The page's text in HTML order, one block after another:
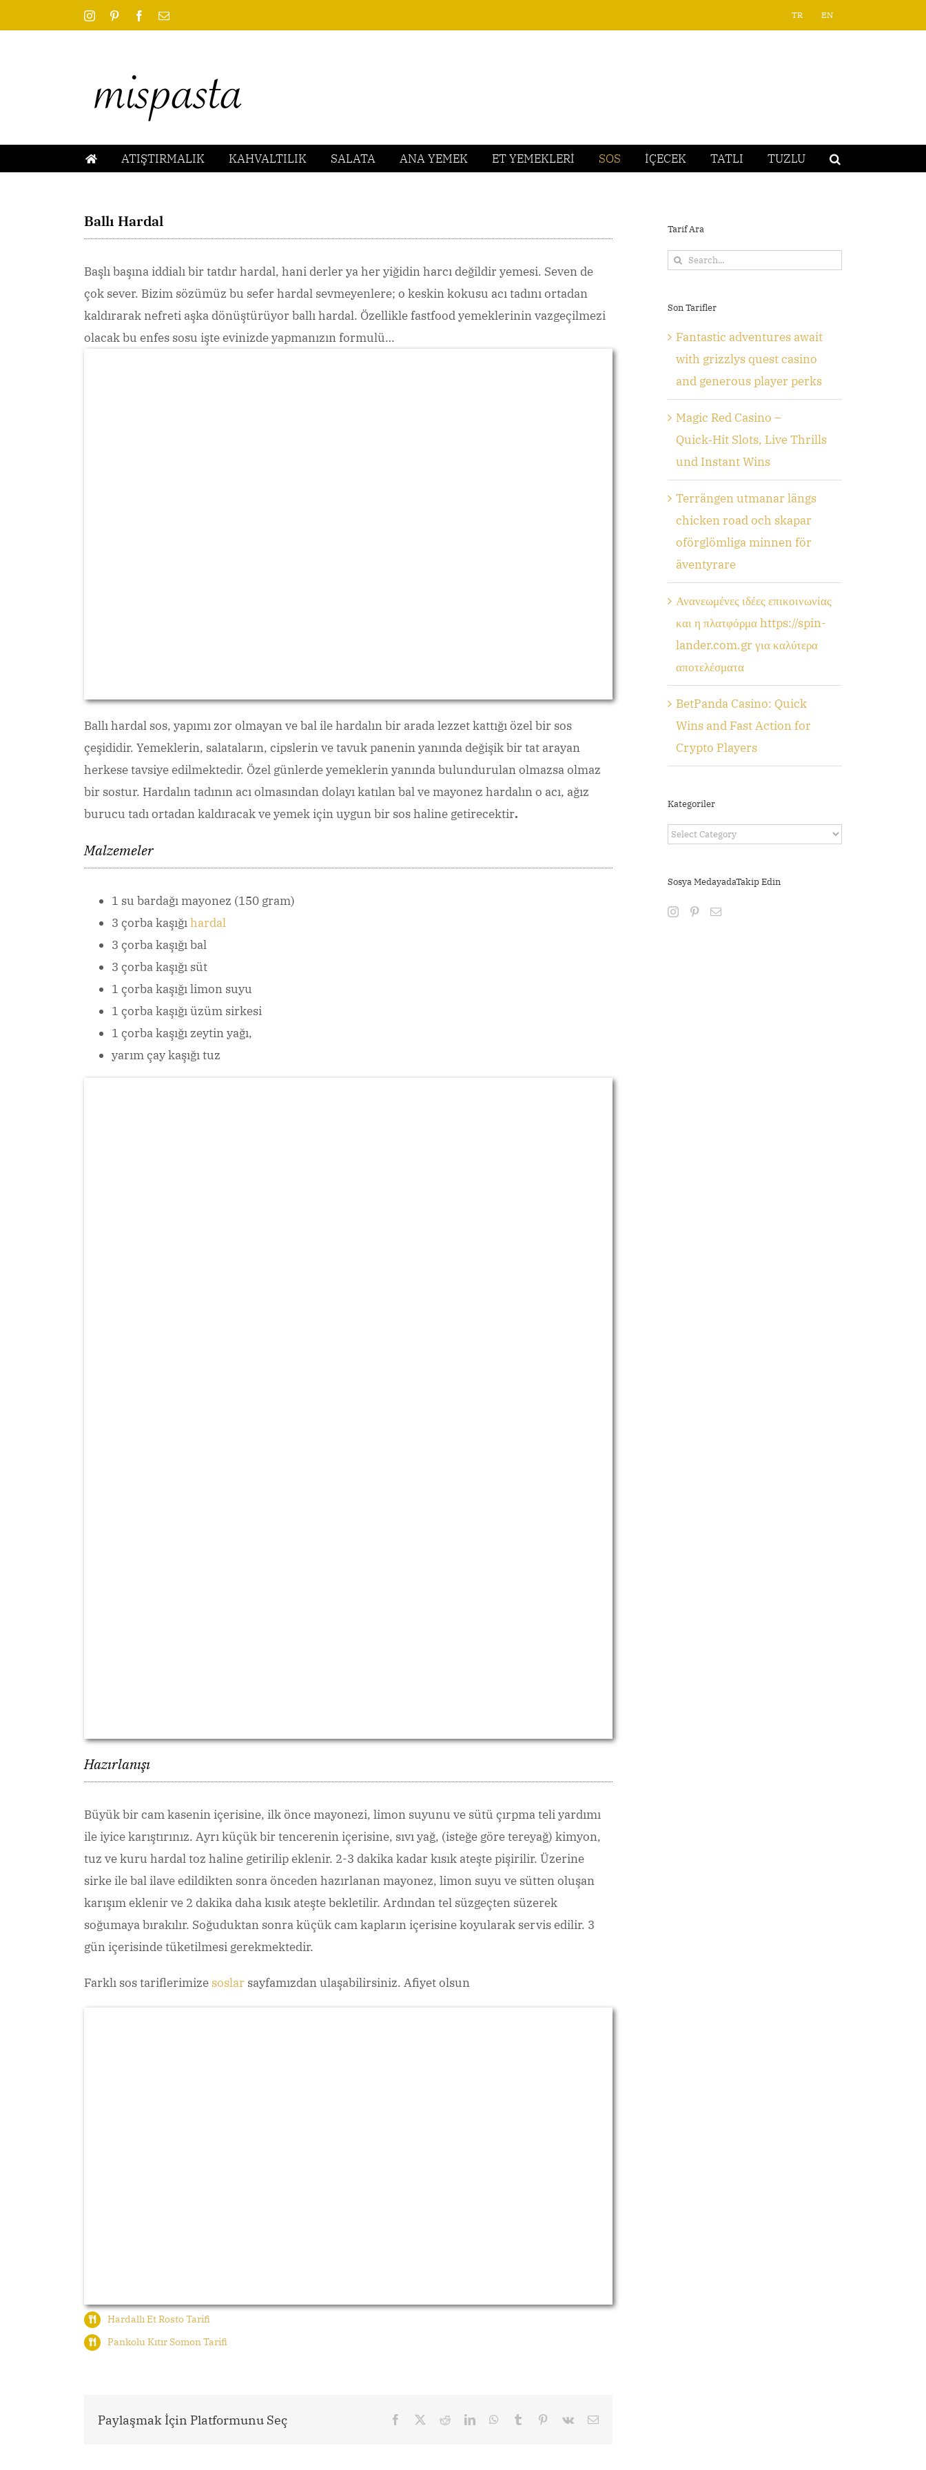
to
InstagramPinterestFacebook
Email TR EN
ATIŞTIRMALIK KAHVALTILIK SALATA ANA YEMEK ET YEMEKLERİ SOS İÇECEK TATLI TUZLU
Ballı Hardal
Başlı başına iddialı bir tatdır hardal, hani derler ya her yiğidin harcı değildir yemesi. Seven de
çok sever. Bizim sözümüz bu sefer hardal sevmeyenlere; o keskin kokusu acı tadını ortadan
kaldırarak nefreti aşka dönüştürüyor ballı hardal. Özellikle fastfood yemeklerinin vazgeçilmezi
olacak bu enfes sosu işte evinizde yapmanızın formulü…
Ballı hardal sos, yapımı zor olmayan ve bal ile hardalın bir arada lezzet kattığı özel bir sos
çeşididir. Yemeklerin, salataların, cipslerin ve tavuk panenin yanında değişik bir tat arayan
herkese tavsiye edilmektedir. Özel günlerde yemeklerin yanında bulundurulan olmazsa olmaz
bir sostur. Hardalın tadının acı olmasından dolayı katılan bal ve mayonez hardalın o acı, ağız
burucu tadı ortadan kaldıracak ve yemek için uygun bir sos haline getirecektir.
Malzemeler
1 su bardağı mayonez (150 gram)
3 çorba kaşığıhardal
3 çorba kaşığı bal
3 çorba kaşığı süt
1 çorba kaşığı limon suyu
1 çorba kaşığı üzüm sirkesi
1 çorba kaşığı zeytin yağı,
yarım çay kaşığı tuz
Hazırlanışı
Büyük bir cam kasenin içerisine, ilk önce mayonezi, limon suyunu ve sütü çırpma teli yardımı
ile iyice karıştırınız. Ayrı küçük bir tencerenin içerisine, sıvı yağ, (isteğe göre tereyağ) kimyon,
tuz ve kuru hardal toz haline getirilip eklenir. 2-3 dakika kadar kısık ateşte pişirilir. Üzerine
sirke ile bal ilave edildikten sonra önceden hazırlanan mayonez, limon suyu ve sütten oluşan
karışım eklenir ve 2 dakika daha kısık ateşte bekletilir. Ardından tel süzgeçten süzerek
soğumaya bırakılır. Soğuduktan sonra küçük cam kapların içerisine koyularak servis edilir. 3
gün içerisinde tüketilmesi gerekmektedir.
Farklı sos tariflerimize soslar sayfamızdan ulaşabilirsiniz. Afiyet olsun
Hardallı Et Rosto Tarifi
Pankolu Kıtır Somon Tarifi
Paylaşmak İçin Platformunu Seç Facebook RedditLinkedInWhatsApp
Tumblr Pinterest
Vk Email
Tarif Ara
Search
Son Tarifler
Fantastic adventures await
with grizzlys quest casino
and generous player perks
Magic Red Casino –
Quick‑Hit Slots, Live Thrills
und Instant Wins
Terrängen utmanar längs
chicken road och skapar
oförglömliga minnen för
äventyrare
Ανανεωμένες ιδέες επικοινωνίας
και η πλατφόρμα https://spin-
lander.com.gr για καλύτερα
αποτελέσματα
BetPanda Casino: Quick
Wins and Fast Action for
Crypto Players
Kategoriler
Kategoriler
Sosya MedayadaTakip Edin